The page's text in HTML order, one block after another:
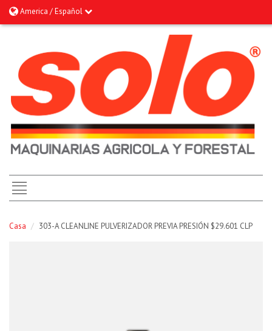
America / Español
Casa / 303-A CLEANLINE PULVERIZADOR PREVIA PRESIÓN $29.601 CLP